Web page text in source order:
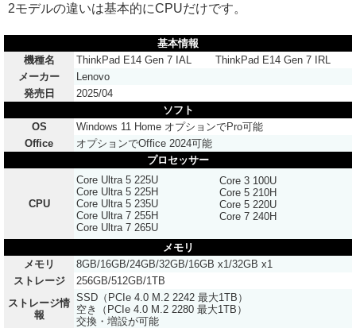
2モデルの違いは基本的にCPUだけです。
基本情報
機種名
ThinkPad E14 Gen 7 IAL
ThinkPad E14 Gen 7 IRL
メーカー
Lenovo
発売日
2025/04
ソフト
OS
Windows 11 Home オプションでPro可能
Office
オプションでOffice 2024可能
プロセッサー
CPU
Core Ultra 5 225U
Core Ultra 5 225H
Core Ultra 5 235U
Core Ultra 7 255H
Core Ultra 7 265U
Core 3 100U
Core 5 210H
Core 5 220U
Core 7 240H
メモリ
メモリ
8GB/16GB/24GB/32GB/16GB x1/32GB x1
ストレージ
256GB/512GB/1TB
ストレージ情
報
SSD（PCIe 4.0 M.2 2242 最大1TB）
空き（PCIe 4.0 M.2 2280 最大1TB）
交換・増設が可能